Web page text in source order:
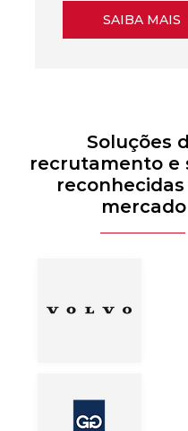
SAIBA MAIS
Soluções
recrutamento e
mercado